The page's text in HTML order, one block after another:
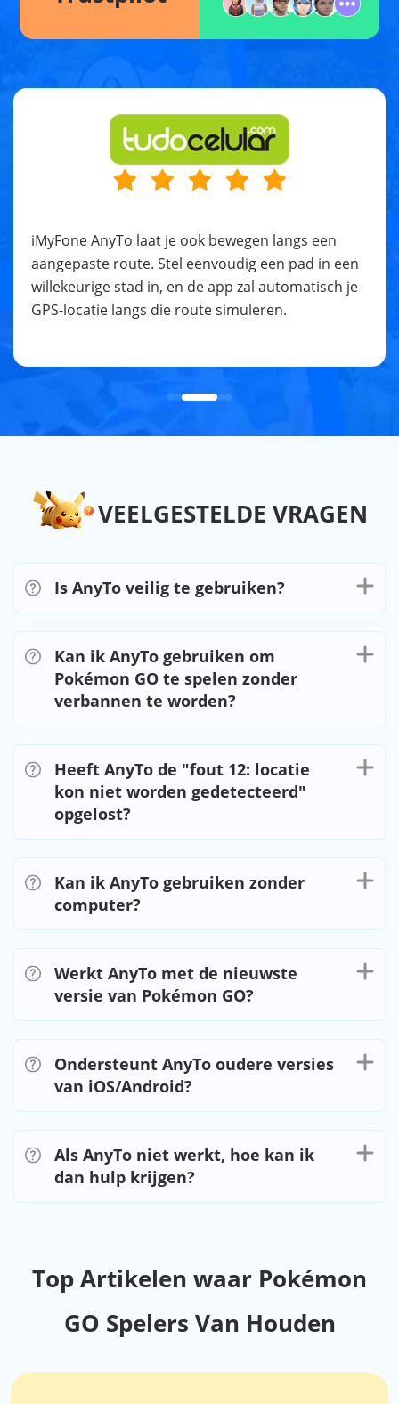
iMyFone AnyTo laat je ook bewegen langs een
aangepaste route. Stel eenvoudig een pad in een
willekeurige stad in, en de app zal automatisch je
GPS-locatie langs die route simuleren.
VEELGESTELDE VRAGEN
Is AnyTo veilig te gebruiken?
Kan ik AnyTo gebruiken om
Pokémon GO te spelen zonder
verbannen te worden?
Heeft AnyTo de "fout 12: locatie
kon niet worden gedetecteerd"
opgelost?
Kan ik AnyTo gebruiken zonder
computer?
Werkt AnyTo met de nieuwste
versie van Pokémon GO?
Ondersteunt AnyTo oudere versies
van iOS/Android?
Als AnyTo niet werkt, hoe kan ik
dan hulp krijgen?
Top Artikelen waar Pokémon
GO Spelers Van Houden